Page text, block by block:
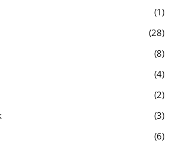
1
28
8
4
2
3
6